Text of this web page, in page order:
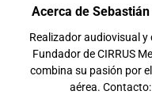
Acerca de
Realizador audiovisual
Fundador de CIRRUS
combina su pasión por
aérea. Contacto: